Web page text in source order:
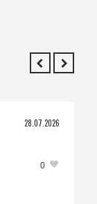
28.07.2026
0